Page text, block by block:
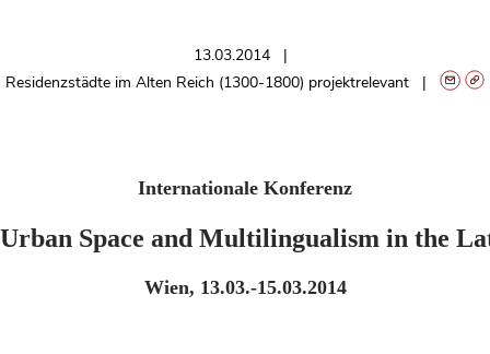
13.03.2014
Residenzstädte im Alten Reich (1300-1800) projektrelevant
Internationale Konferenz
Urban Space and Multilingualism in the
Wien, 13.03.-15.03.2014